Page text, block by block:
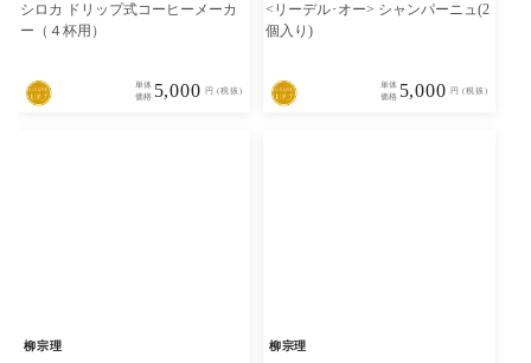
シロカ ドリップ式コーヒーメーカ
ー（４杯用）
単体
価格 5,000 円 (税抜)
<リーデル･オー> シャンパーニュ(2
個入り)
単体
価格 5,000 円 (税抜)
柳宗理 柳宗理